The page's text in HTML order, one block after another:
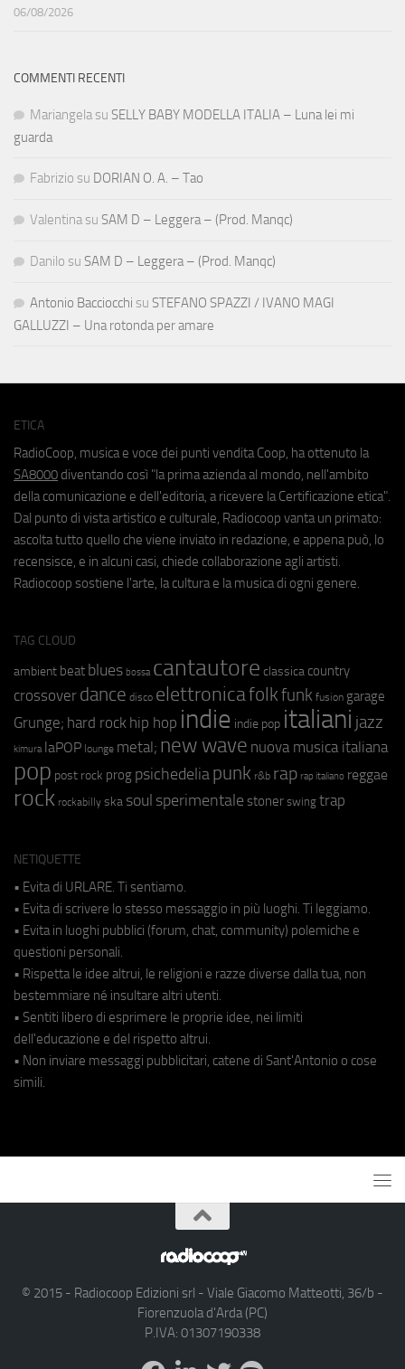
06/08/2026
COMMENTI RECENTI
Mariangela su SELLY BABY MODELLA ITALIA – Luna lei mi
guarda
Fabrizio su DORIAN O. A. – Tao
Valentina su SAM D – Leggera – (Prod. Manqc)
Danilo su SAM D – Leggera – (Prod. Manqc)
Antonio Bacciocchi su STEFANO SPAZZI / IVANO MAGI
GALLUZZI – Una rotonda per amare
ETICA
RadioCoop, musica e voce dei punti vendita Coop, ha ottenuto la
SA8000 diventando così "la prima azienda al mondo, nell'ambito
della comunicazione e dell'editoria, a ricevere la Certificazione etica".
Dal punto di vista artistico e culturale, Radiocoop vanta un primato:
ascolta tutto quello che viene inviato in redazione, e appena può, lo
recensisce, e in alcuni casi, chiede collaborazione agli artisti.
Radiocoop sostiene l'arte, la cultura e la musica di ogni genere.
TAG CLOUD
ambient beat blues bossa cantautore classica country
crossover dance disco elettronicafolkfunk fusion garage
Grunge; hard rock hip hop indie indie pop italiani jazz
kimura laPOP lounge metal; new wave nuova musica italiana
pop post rock prog psichedeliapunk r&b rap rap italiano reggae
rock rockabilly ska soul sperimentale stoner swing trap
NETIQUETTE
• Evita di URLARE. Ti sentiamo.
• Evita di scrivere lo stesso messaggio in più luoghi. Ti leggiamo.
• Evita in luoghi pubblici (forum, chat, community) polemiche e
questioni personali.
• Rispetta le idee altrui, le religioni e razze diverse dalla tua, non
bestemmiare né insultare altri utenti.
• Sentiti libero di esprimere le proprie idee, nei limiti
dell'educazione e del rispetto altrui.
• Non inviare messaggi pubblicitari, catene di Sant'Antonio o cose
simili.
© 2015 - Radiocoop Edizioni srl - Viale Giacomo Matteotti, 36/b -
Fiorenzuola d'Arda (PC)
P.IVA: 01307190338